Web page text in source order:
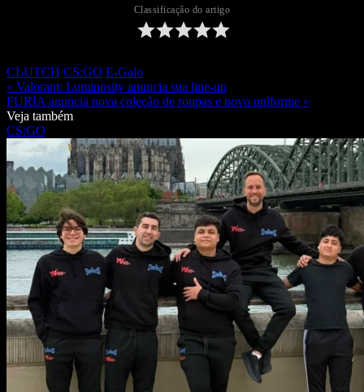
Classificação do artigo
CLUTCH CS:GO E-Galo
« Valorant: Luminosity anuncia sua line-up
FURIA anuncia nova coleção de roupas e novo uniforme »
Veja também
CS:GO